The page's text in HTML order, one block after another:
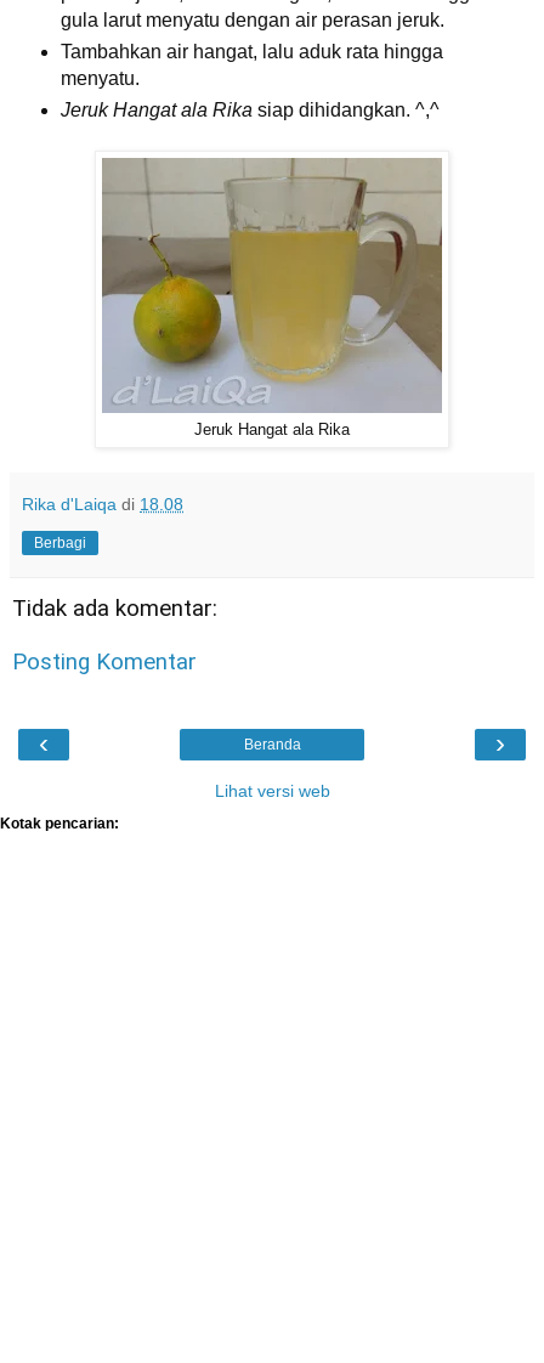
gula larut menyatu dengan air perasan jeruk.
Tambahkan air hangat, lalu aduk rata hingga
menyatu.
Jeruk Hangat ala Rika siap dihidangkan. ^,^
Jeruk Hangat ala Rika
Rika d'Laiqa di 18.08
Berbagi
Tidak ada komentar:
Posting Komentar
‹ ›
Beranda
Lihat versi web
Kotak pencarian: